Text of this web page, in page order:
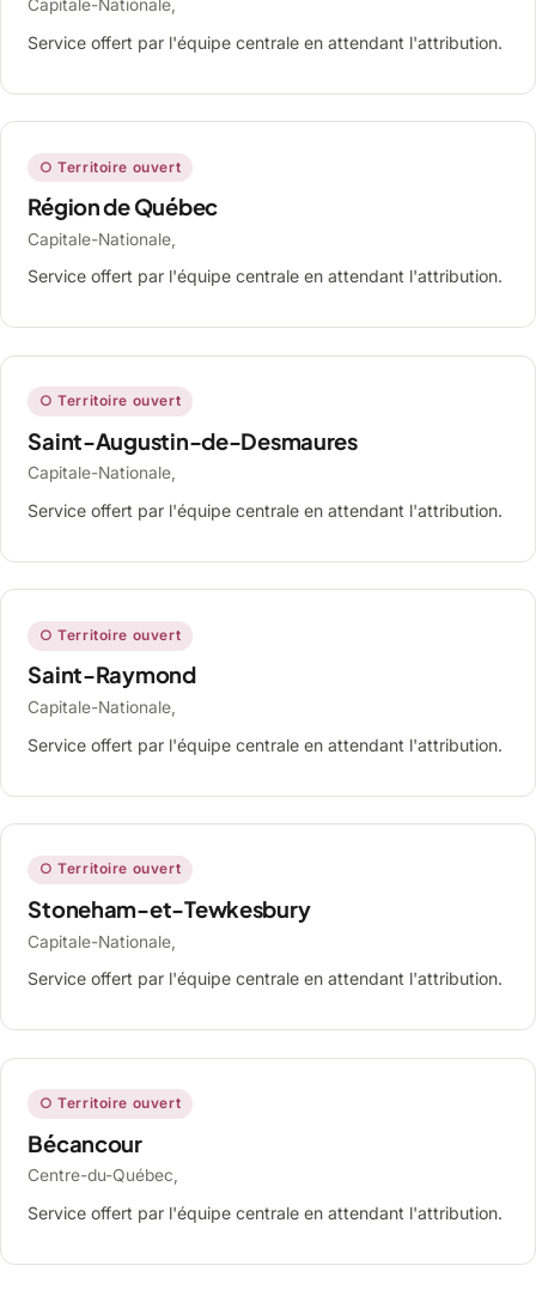
Capitale-Nationale,
Service offert par l'équipe centrale en attendant l'attribution.
○ Territoire ouvert
Région de Québec
Capitale-Nationale,
Service offert par l'équipe centrale en attendant l'attribution.
○ Territoire ouvert
Saint-Augustin-de-Desmaures
Capitale-Nationale,
Service offert par l'équipe centrale en attendant l'attribution.
○ Territoire ouvert
Saint-Raymond
Capitale-Nationale,
Service offert par l'équipe centrale en attendant l'attribution.
○ Territoire ouvert
Stoneham-et-Tewkesbury
Capitale-Nationale,
Service offert par l'équipe centrale en attendant l'attribution.
○ Territoire ouvert
Bécancour
Centre-du-Québec,
Service offert par l'équipe centrale en attendant l'attribution.